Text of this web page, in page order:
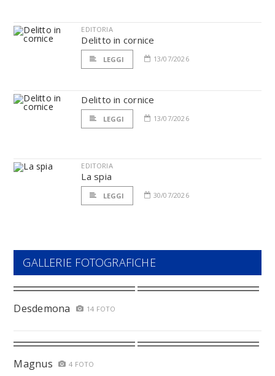
EDITORIA
Delitto in cornice
LEGGI 13/07/2026
Delitto in cornice
LEGGI 13/07/2026
EDITORIA
La spia
LEGGI 30/07/2026
GALLERIE FOTOGRAFICHE
Desdemona 14 FOTO
Magnus 4 FOTO